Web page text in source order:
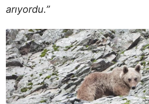
arıyordu.”